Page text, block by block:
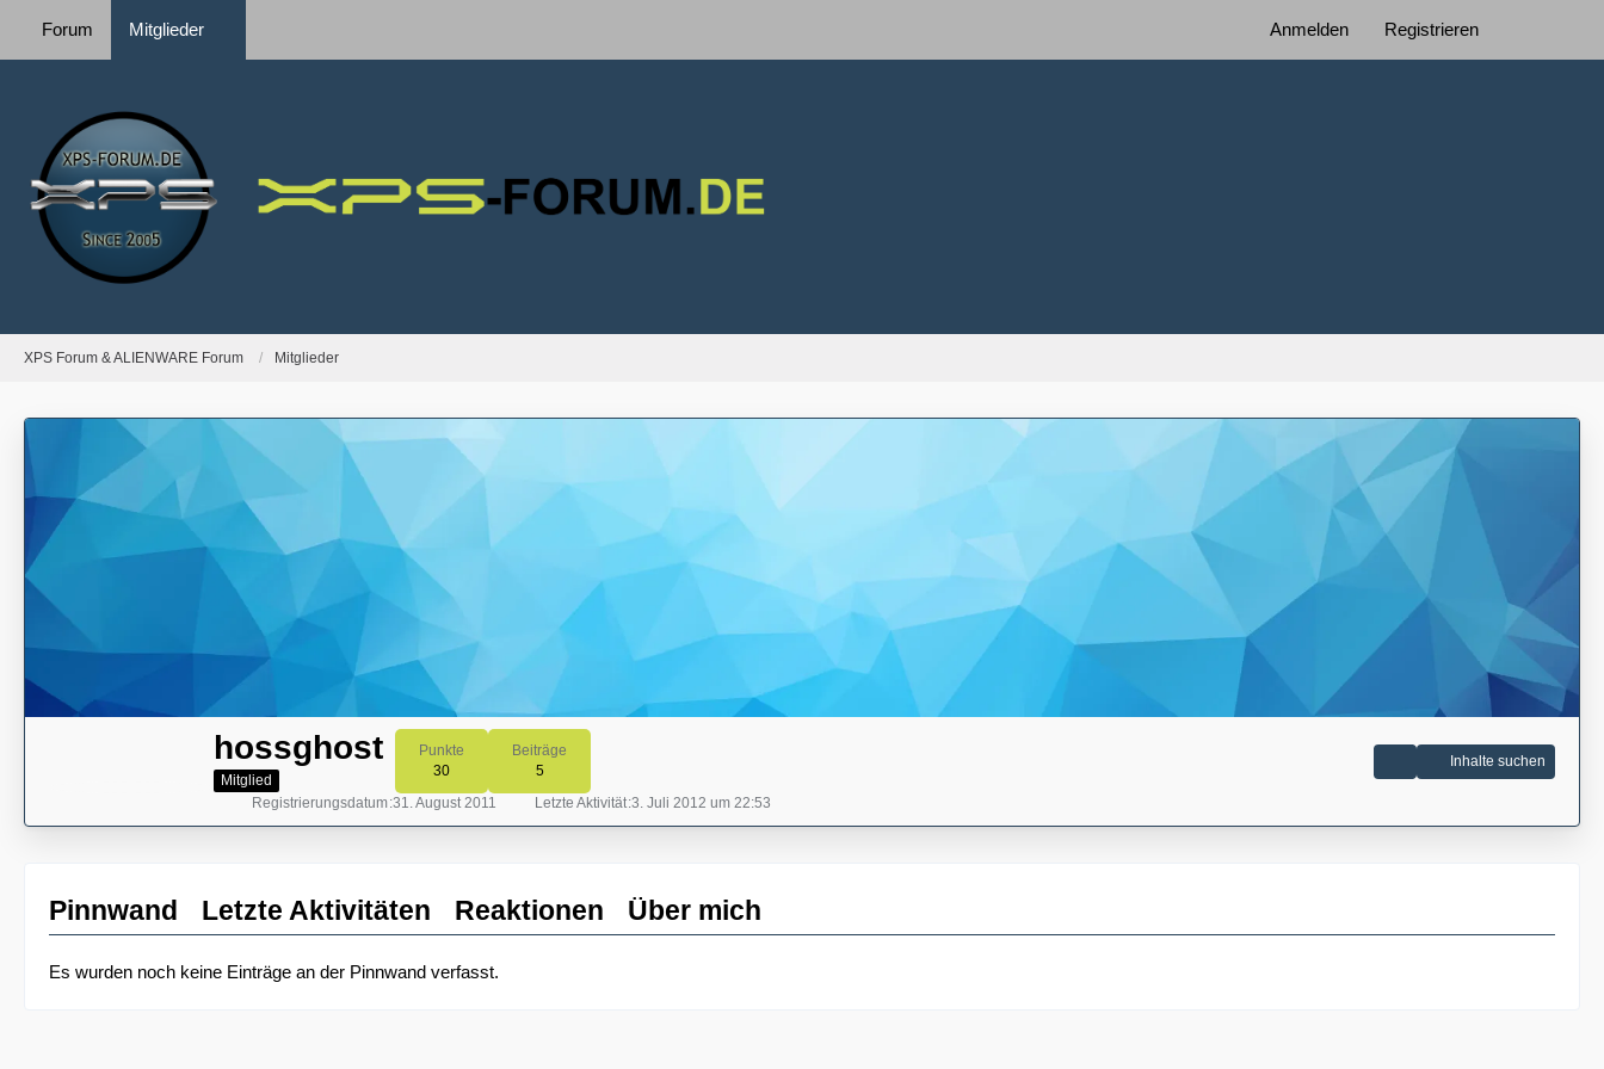
Forum Mitglieder Anmelden Registrieren
XPS Forum & ALIENWARE Forum Mitglieder
hossghost
Mitglied
Punkte
30
Beiträge
5
Inhalte suchen
Registrierungsdatum 31. August 2011 Letzte Aktivität 3. Juli 2012 um 22:53
Pinnwand Letzte Aktivitäten Reaktionen Über mich
Es wurden noch keine Einträge an der Pinnwand verfasst.